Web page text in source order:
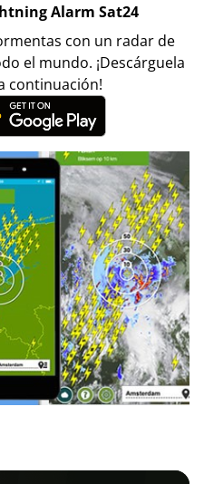
Alarm Sat24
con un radar de
el mundo. ¡Descárguela
continuación!